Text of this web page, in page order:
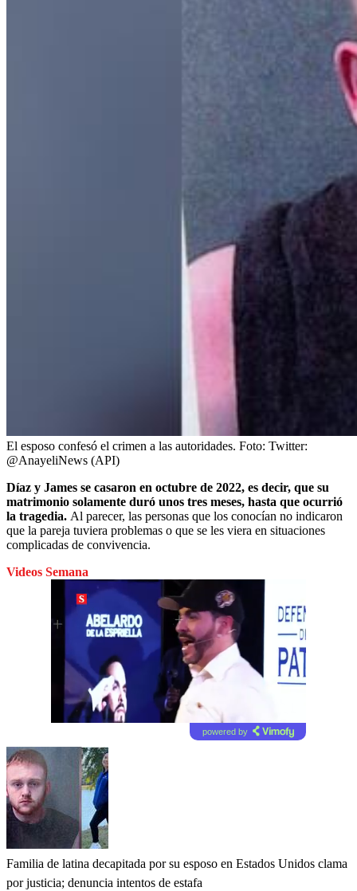
El esposo confesó el crimen a las autoridades. Foto: Twitter:
@AnayeliNews (API)
Díaz y James se casaron en octubre de 2022, es decir, que su
matrimonio solamente duró unos tres meses, hasta que ocurrió
la tragedia. Al parecer, las personas que los conocían no indicaron
que la pareja tuviera problemas o que se les viera en situaciones
complicadas de convivencia.
Videos Semana
powered by
Familia de latina decapitada por su esposo en Estados Unidos clama
por justicia; denuncia intentos de estafa